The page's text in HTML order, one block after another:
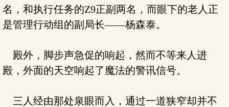
名，和执行任务的Z9正副两名，而眼下的老人正
是管理行动组的副局长——杨森泰。
殿外，脚步声急促的响起，然而不等来人进
殿，外面的天空响起了魔法的警讯信号。
三人经由那处泉眼而入，通过一道狭窄却并不